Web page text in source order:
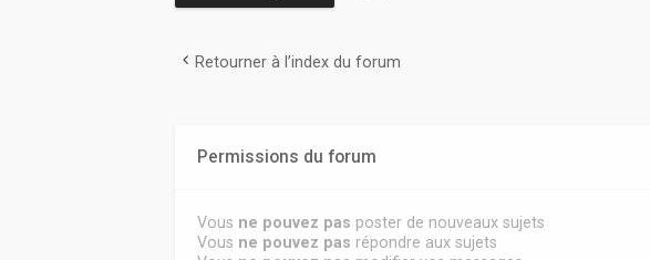
Retourner à l’index du forum
Permissions du forum
Vous ne pouvez pas poster de nouveaux sujets
Vous ne pouvez pas répondre aux sujets